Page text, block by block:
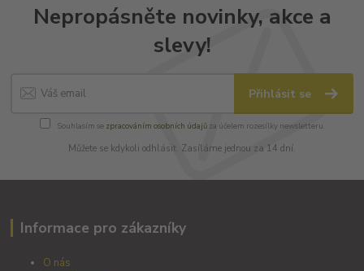
Nepropásněte novinky, akce a
slevy!
Přihlásit se
Souhlasím se zpracováním osobních údajůza účelem rozesílky newsletteru.
Můžete se kdykoli odhlásit. Zasíláme jednou za 14 dní.
Informace pro zákazníky
O nás